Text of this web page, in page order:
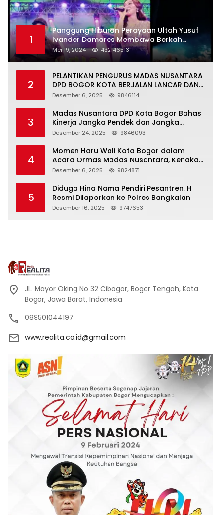
1
Panggung Hiburan Perayaan Ultah Yusuf
Ivander Damares Membawa Berkah
Warga Kejapanan
Mei 19, 2024 432146513
2
PELANTIKAN PENGURUS MADAS NUSANTARA
DPD BOGOR KOTA BERJALAN LANCAR DAN
KHIDMAT
Desember 6, 2025 9846114
3
Madas Nusantara DPD Kota Bogor Bahas
Kinerja Jangka Pendek dan Jangka
Panjang
Desember 24, 2025 9846093
4
Momen Haru Wali Kota Bogor dalam
Acara Ormas Madas Nusantara, Kenakan
Peci Hitam Tinggi sebagai Simbol
Desember 6, 2025 9824871
5
Diduga Hina Nama Pendiri Pesantren, H
Resmi Dilaporkan ke Polres Bangkalan
Desember 16, 2025 9747653
JL. Mayor Oking No 32 Cibogor, Bogor Tengah, Kota
Bogor, Jawa Barat, Indonesia
089501044197
www.realita.co.id@gmail.com